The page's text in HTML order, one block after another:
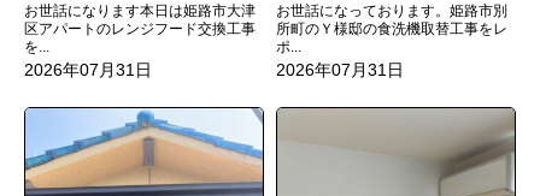
お世話になります本日は姫路市大津
区アパートのレンジフード交換工事
を...
2026年07月31日
お世話になっております。姫路市別
所町のＹ様邸の食洗機取替工事をレ
ポ...
2026年07月31日